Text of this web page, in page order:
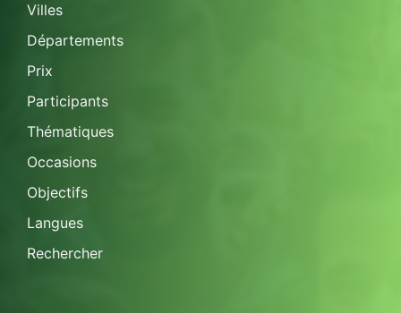
Villes
Départements
Prix
Participants
Thématiques
Occasions
Objectifs
Langues
Rechercher